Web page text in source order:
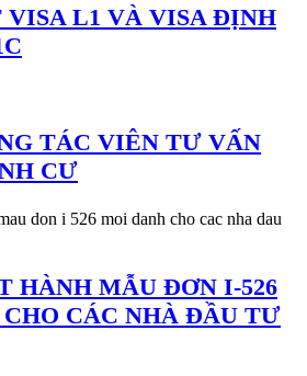
VISA L1 VÀ VISA ĐỊNH
TÁC VIÊN TƯ VẤN
CƯ
HÀNH MẪU ĐƠN I-526
CÁC NHÀ ĐẦU TƯ